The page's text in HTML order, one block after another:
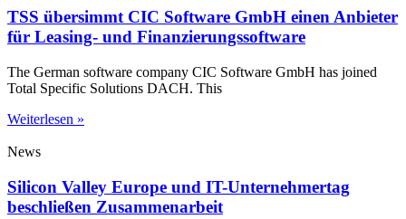
TSS übersimmt CIC Software GmbH einen Anbieter
für Leasing- und Finanzierungssoftware
The German software company CIC Software GmbH has joined
Total Specific Solutions DACH. This
Weiterlesen »
News
Silicon Valley Europe und IT-Unternehmertag
beschließen Zusammenarbeit